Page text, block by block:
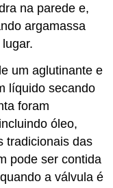
na parede e,
argamassa
um aglutinante e
líquido secando
foram
óleo,
tradicionais das
pode ser contida
a válvula é